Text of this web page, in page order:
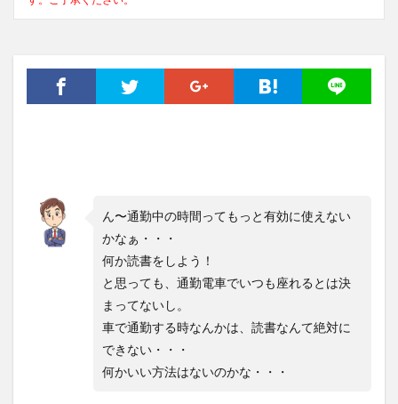
ん〜通勤中の時間ってもっと有効に使えない
かなぁ・・・
何か読書をしよう！
と思っても、通勤電車でいつも座れるとは決
まってないし。
車で通勤する時なんかは、読書なんて絶対に
できない・・・
何かいい方法はないのかな・・・